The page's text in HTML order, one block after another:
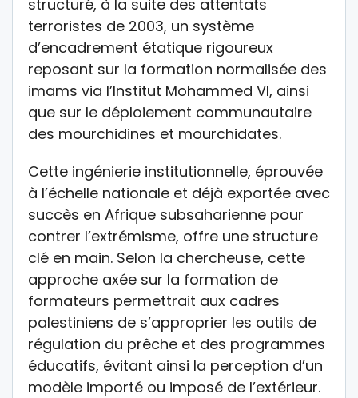
structuré, à la suite des attentats
terroristes de 2003, un système
d’encadrement étatique rigoureux
reposant sur la formation normalisée des
imams via l’Institut Mohammed VI, ainsi
que sur le déploiement communautaire
des mourchidines et mourchidates.
Cette ingénierie institutionnelle, éprouvée
à l’échelle nationale et déjà exportée avec
succès en Afrique subsaharienne pour
contrer l’extrémisme, offre une structure
clé en main. Selon la chercheuse, cette
approche axée sur la formation de
formateurs permettrait aux cadres
palestiniens de s’approprier les outils de
régulation du prêche et des programmes
éducatifs, évitant ainsi la perception d’un
modèle importé ou imposé de l’extérieur.